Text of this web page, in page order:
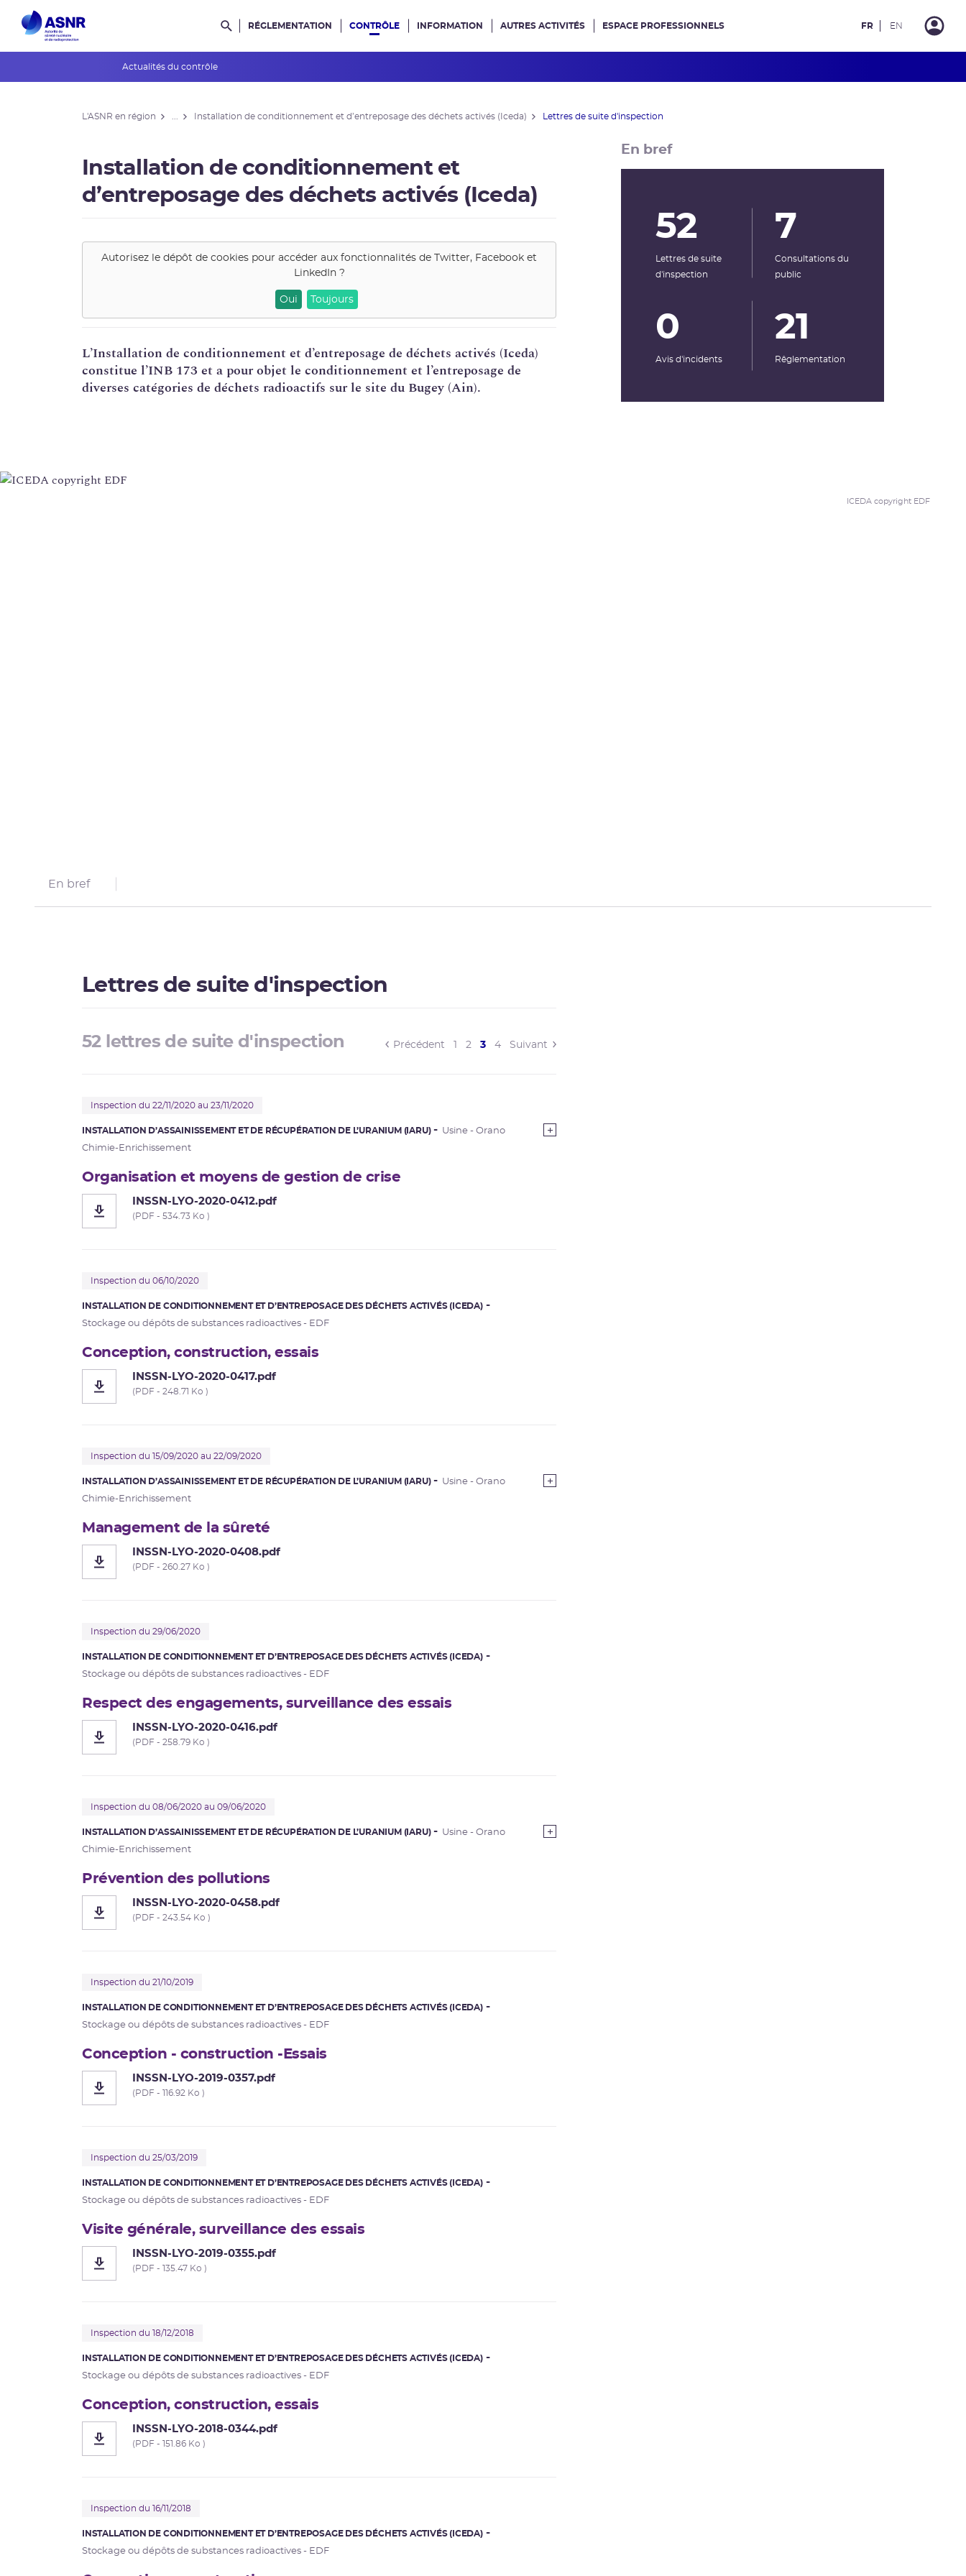
Rechercher dans le site
RÉGLEMENTATION CONTRÔLE
Actualités du contrôle
INES et ASN-SFRO
Réexamens périodiques
Usine Creusot Forge
INFORMATION AUTRES ACTIVITÉS ESPACE PROFESSIONNELS FR EN
L'ASNR en région Installation de conditionnement et d’entreposage des déchets activés (Iceda) Lettres de suite d'inspection
Installation de conditionnement et
d’entreposage des déchets activés (Iceda)
Autorisez le dépôt de cookies pour accéder aux fonctionnalités de
Twitter, Facebook et
LinkedIn?
Oui Toujours
L’Installation de conditionnementet d’entreposage de déchets activés (Iceda)
constitue l’INB 173 et a pour objet le conditionnement et l’entreposage de
diverses catégories de déchets radioactifs sur le site du Bugey (Ain).
En bref
52
Lettres de suite
d'inspection
7
Consultations du
public
0
Avis d'incidents
21
Rêglementation
ICEDA copyright EDF
En bref
Lettres de suite d'inspection
52 lettres de suite d'inspection Précédent 2 3(current)
4 Suivant
Inspection du 22/11/2020 au 23/11/2020
INSTALLATION D’ASSAINISSEMENT ET DE RÉCUPÉRATION DE L’URANIUM (IARU)
Usine - Orano
Chimie-Enrichissement
Organisation et moyens de gestion de crise
INSSN-LYO-2020-0412.pdf
(PDF - 534.73 Ko )
Inspection du 06/10/2020
INSTALLATION DE CONDITIONNEMENT ET D’ENTREPOSAGE DES DÉCHETS ACTIVÉS (ICEDA)
Stockage ou dépôts de substances radioactives - EDF
Conception, construction, essais
INSSN-LYO-2020-0417.pdf
(PDF - 248.71 Ko )
Inspection du 15/09/2020 au 22/09/2020
INSTALLATION D’ASSAINISSEMENT ET DE RÉCUPÉRATION DE L’URANIUM (IARU)
Usine - Orano
Chimie-Enrichissement
Management de la sûreté
INSSN-LYO-2020-0408.pdf
(PDF - 260.27 Ko )
Inspection du 29/06/2020
INSTALLATION DE CONDITIONNEMENT ET D’ENTREPOSAGE DES DÉCHETS ACTIVÉS (ICEDA)
Stockage ou dépôts de substances radioactives - EDF
Respect des engagements, surveillance des essais
INSSN-LYO-2020-0416.pdf
(PDF - 258.79 Ko )
Inspection du 08/06/2020 au 09/06/2020
INSTALLATION D’ASSAINISSEMENT ET DE RÉCUPÉRATION DE L’URANIUM (IARU)
Usine - Orano
Chimie-Enrichissement
Prévention des pollutions
INSSN-LYO-2020-0458.pdf
(PDF - 243.54 Ko )
Inspection du 21/10/2019
INSTALLATION DE CONDITIONNEMENT ET D’ENTREPOSAGE DES DÉCHETS ACTIVÉS (ICEDA)
Stockage ou dépôts de substances radioactives - EDF
Conception - construction -Essais
INSSN-LYO-2019-0357.pdf
(PDF - 116.92 Ko )
Inspection du 25/03/2019
INSTALLATION DE CONDITIONNEMENT ET D’ENTREPOSAGE DES DÉCHETS ACTIVÉS (ICEDA)
Stockage ou dépôts de substances radioactives - EDF
Visite générale, surveillance des essais
INSSN-LYO-2019-0355.pdf
(PDF - 135.47 Ko )
Inspection du 18/12/2018
INSTALLATION DE CONDITIONNEMENT ET D’ENTREPOSAGE DES DÉCHETS ACTIVÉS (ICEDA)
Stockage ou dépôts de substances radioactives - EDF
Conception, construction, essais
INSSN-LYO-2018-0344.pdf
(PDF - 151.86 Ko )
Inspection du 16/11/2018
INSTALLATION DE CONDITIONNEMENT ET D’ENTREPOSAGE DES DÉCHETS ACTIVÉS (ICEDA)
Stockage ou dépôts de substances radioactives - EDF